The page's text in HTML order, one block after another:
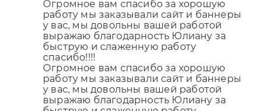
Огромное вам спасибо за хорошую
работу мы заказывали сайт и баннеры
у вас, мы довольны вашей работой
выражаю благодарность Юлиану за
быструю и слаженную работу
спасибо!!!!
Огромное вам спасибо за хорошую
работу мы заказывали сайт и баннеры
у вас, мы довольны вашей работой
выражаю благодарность Юлиану за